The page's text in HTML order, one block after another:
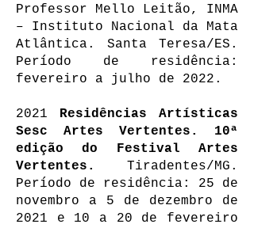
Professor Mello Leitão, INMA
– Instituto Nacional da Mata
Atlântica. Santa Teresa/ES.
Período de residência:
fevereiro a julho de 2022.
2021 Residências Artísticas
Sesc Artes Vertentes. 10ª
edição do Festival Artes
Vertentes. Tiradentes/MG.
Período de residência:
25 de
novembro a 5 de dezembro de
2021 e 10 a 20 de fevereiro